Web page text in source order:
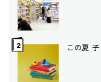
この夏